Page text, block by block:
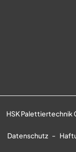
HSK
Datenschutz -